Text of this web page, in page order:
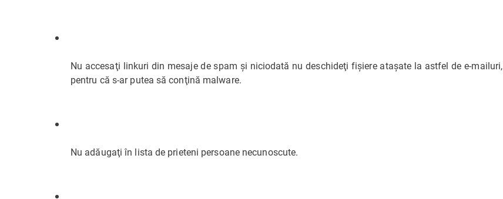
Nu accesaţi linkuri din mesaje de spam şi niciodată nu deschideţi fişiere ataşate la astfel de e-mailuri,
pentru că s-ar putea să conţină malware.
Nu adăugaţi în lista de prieteni persoane necunoscute.